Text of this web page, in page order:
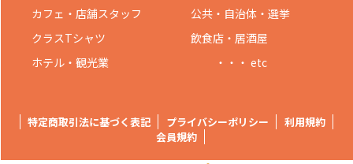
カフェ・店舗スタッフ
公共・自治体・選挙
クラスTシャツ
飲食店・居酒屋
ホテル・観光業
・・・ etc
特定商取引法に基づく表記 プライバシーポリシー
利用規約
会員規約